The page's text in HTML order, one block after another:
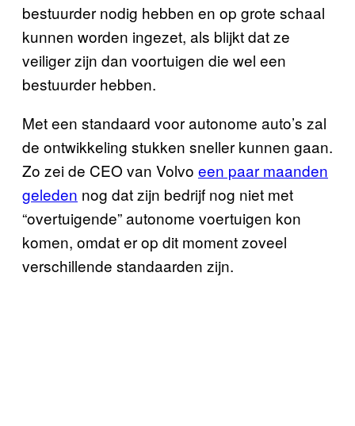
bestuurder nodig hebben en op grote schaal
kunnen worden ingezet, als blijkt dat ze
veiliger zijn dan voortuigen die wel een
bestuurder hebben.
Met een standaard voor autonome auto’s zal
de ontwikkeling stukken sneller kunnen gaan.
Zo zei de CEO van Volvo een paar maanden
geleden nog dat zijn bedrijf nog niet met
“overtuigende” autonome voertuigen kon
komen, omdat er op dit moment zoveel
verschillende standaarden zijn.